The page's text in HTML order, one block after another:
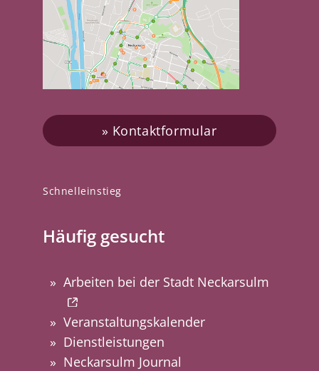
Schnelleinstieg
Häufig gesucht
Arbeiten bei der Stadt Neckarsulm
Veranstaltungskalender
Dienstleistungen
Neckarsulm Journal
Kontaktformular